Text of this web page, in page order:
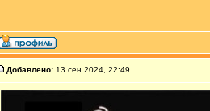
Добавлено: 13 сен 2024, 22:49